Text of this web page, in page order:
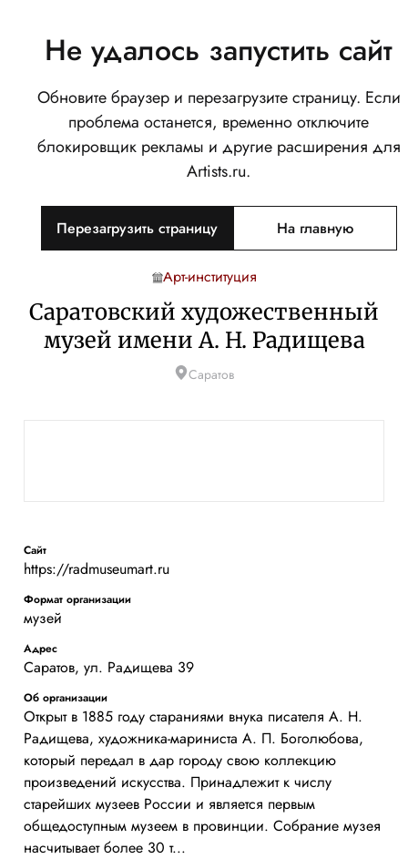
Не удалось запустить сайт
Обновите браузер и перезагрузите страницу. Если
проблема останется, временно отключите
блокировщик рекламы и другие расширения для
Artists.ru.
Перезагрузить страницу На главную
Арт-институция
Саратовский художественный
музей имени А. Н. Радищева
Саратов
Сайт
https://radmuseumart.ru
Формат организации
музей
Адрес
Саратов, ул. Радищева 39
Об организации
Открыт в 1885 году стараниями внука писателя А. Н.
Радищева, художника-мариниста А. П. Боголюбова,
который передал в дар городу свою коллекцию
произведений искусства. Принадлежит к числу
старейших музеев России и является первым
общедоступным музеем в провинции. Собрание музея
насчитывает более 30 т...